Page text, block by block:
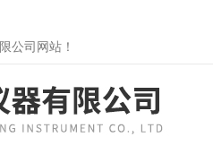
公司网站！